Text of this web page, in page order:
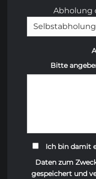
Abholung
Bitte
Ich bin damit
Daten zum
gespeichert und